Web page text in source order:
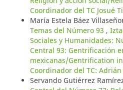
Coordinador del TC Josué
María Estela Báez
Temas del Número 93 ,
Sociales y Humanidades:
Central 93: Gentrificación
mexicanas/Gentrification
Coordinador del TC:
Servando Gutiérrez